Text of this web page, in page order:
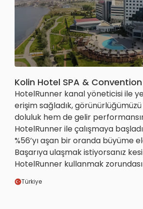
Kolin Hotel SPA &
HotelRunner kanal yöneticisi ile
erişim sağladık,
doluluk hem de gelir
HotelRunner ile çalışmaya
%56’yı aşan bir oranda büyüme
Başarıya ulaşmak istiyorsanız
HotelRunner kullanmak
Türkiye